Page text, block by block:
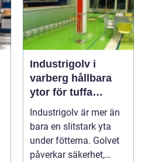
Industrigolv i
varberg hållbara
ytor för tuffa
miljöer
Industrigolv är mer än
bara en slitstark yta
under fötterna. Golvet
påverkar säkerhet,